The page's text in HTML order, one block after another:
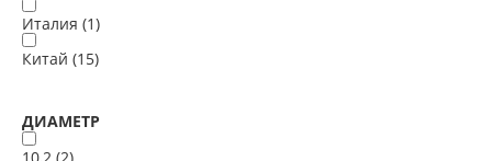
Италия (1)
Китай (15)
ДИАМЕТР